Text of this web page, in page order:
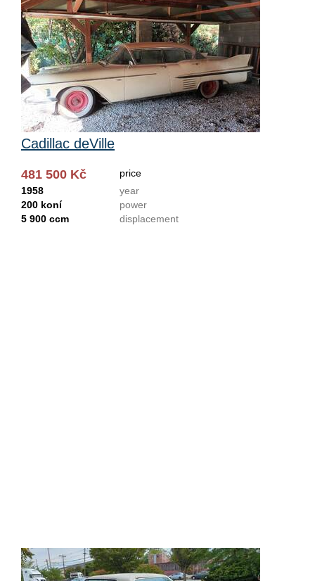
Cadillac deVille
481 500 Kč
price
1958
year
200 koní
power
5 900 ccm
displacement